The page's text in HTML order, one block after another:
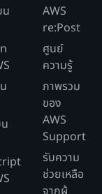
น
AWS
re:Post
ศูนย์
ความรู้
ภาพรวม
ของ
AWS
Support
รับความ
ช่วยเหลือ